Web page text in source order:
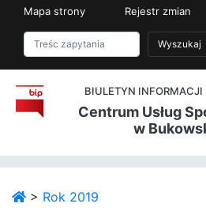
Mapa strony Rejestr zmian
Wyszukaj
BIULETYN
Centrum Usług
w
> Rok 2019